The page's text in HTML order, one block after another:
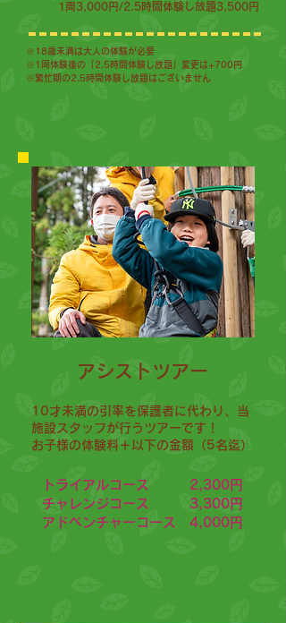
1周3,000円/2.5時間体験し放題3,500円
※18歳未満は大人の体験が必要
※1周体験後の「2.5時間体験し放題」変更は+700円
​※繁忙期の2.5時間体験し放題はございません
アシストツアー
10才未満の引率を保護者に代わり、当
施設スタッフが行うツアーです！
お子様の体験料＋以下の金額（5名迄）
トライアルコース 2,300円
チャレンジコース 3,300円
アドベンチャーコース 4,000円